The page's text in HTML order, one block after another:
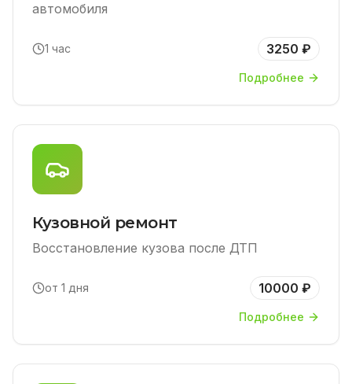
автомобиля
1 час 3250 ₽
Подробнее
Кузовной ремонт
Восстановление кузова после ДТП
от 1 дня 10000 ₽
Подробнее